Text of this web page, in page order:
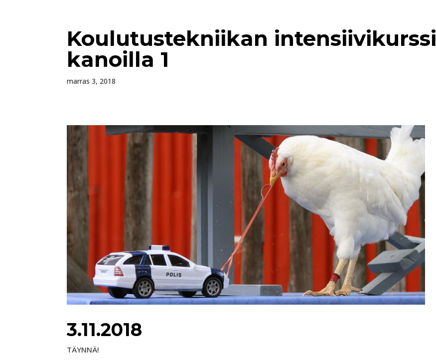
Koulutustekniikan intensiivikurssi
kanoilla 1
marras 3, 2018
3.11.2018
TÄYNNÄ!